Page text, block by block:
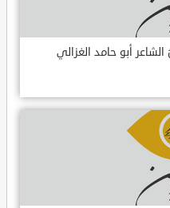
أبو حامد الغزالي